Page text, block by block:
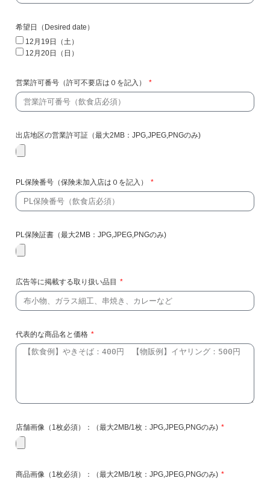
希望日（Desired date）
12月19日（土）
12月20日（日）
営業許可番号（許可不要店は０を記入）
出店地区の営業許可証（最大2MB：JPG,JPEG,PNGのみ)
PL保険番号（保険未加入店は０を記入）
PL保険証書（最大2MB：JPG,JPEG,PNGのみ)
広告等に掲載する取り扱い品目
代表的な商品名と価格
店舗画像（1枚必須）：（最大2MB/1枚：JPG,JPEG,PNGのみ)
商品画像（1枚必須）：（最大2MB/1枚：JPG,JPEG,PNGのみ)